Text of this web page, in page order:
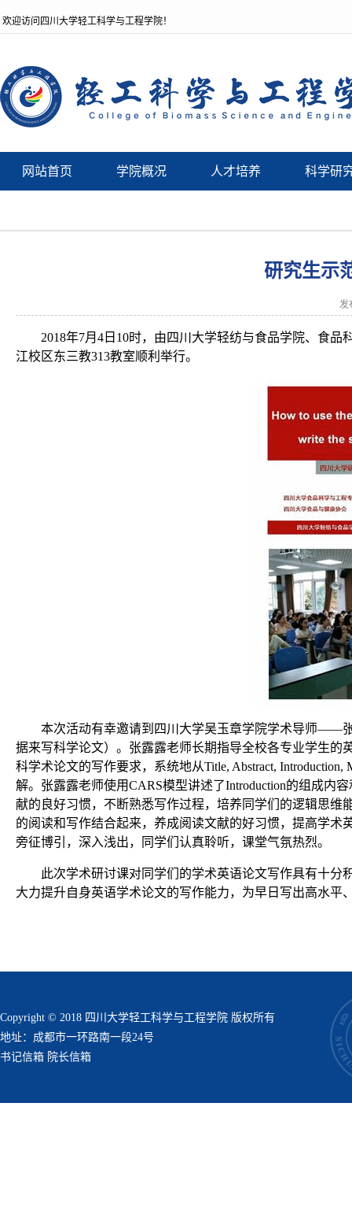
欢迎访问四川大学轻工科学与工程学院！
网站首页 学院概况 人才培养 科学研
研究生示
发
2018年7月 4 日 10时，由四川大学轻纺与食品学院、食品
江校区东三教313教室顺利举行。
本次活动有幸邀请到四川大学吴玉章学院学术导师——
据来写科学论文）。张露露老师长期指导全校各专业学生的
科学术论文的写作要求，系统地从Title, Abstract, Introduction,
解。张露露老师使用CARS模型讲述了Introduction的组成内
献的良好习惯，不断熟悉写作过程，培养同学们的逻辑思
的阅读和写作结合起来，养成阅读文献的好习惯，提高学
旁征博引，深入浅出，同学们认真聆听，课堂气氛热烈。
此次学术研讨课对同学们的学术英语论文写作具有十
大力提升自身英语学术论文的写作能力，为早日写出高水平
Copyright © 2018 四川大学轻工科学与工程学院 版权所有
地址：成都市一环路南一段24号
书记信箱 院长信箱